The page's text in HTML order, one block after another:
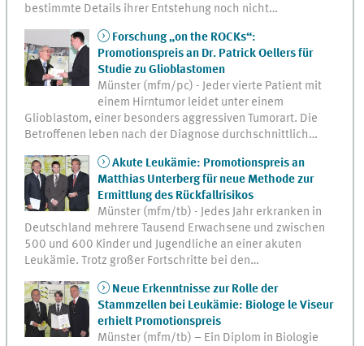
bestimmte Details ihrer Entstehung noch nicht…
Forschung „on the ROCKs“:
Promotionspreis an Dr. Patrick Oellers für
Studie zu Glioblastomen
Münster (mfm/pc) - Jeder vierte Patient mit
einem Hirntumor leidet unter einem
Glioblastom, einer besonders aggressiven Tumorart. Die
Betroffenen leben nach der Diagnose durchschnittlich…
Akute Leukämie: Promotionspreis an
Matthias Unterberg für neue Methode zur
Ermittlung des Rückfallrisikos
Münster (mfm/tb) - Jedes Jahr erkranken in
Deutschland mehrere Tausend Erwachsene und zwischen
500 und 600 Kinder und Jugendliche an einer akuten
Leukämie. Trotz großer Fortschritte bei den…
Neue Erkenntnisse zur Rolle der
Stammzellen bei Leukämie: Biologe le Viseur
erhielt Promotionspreis
Münster (mfm/tb) – Ein Diplom in Biologie